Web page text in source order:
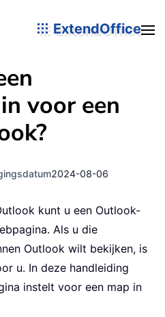
ExtendOffice
voor een
2024-08-06
kunt u een Outlook-
Als u die
Outlook wilt bekijken, is
u. In deze handleiding
instelt voor een map in